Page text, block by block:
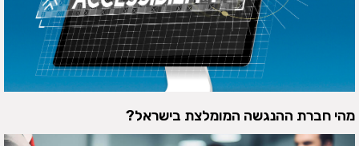
מהי חברת ההנגשה המומלצת בישראל?